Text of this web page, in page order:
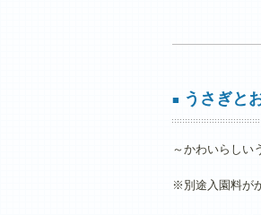
■ うさぎと
～かわいらしい
※別途入園料が